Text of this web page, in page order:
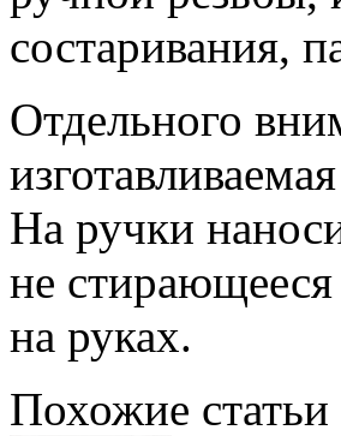
состаривания,
Отдельного
На ручки
не
на руках.
Похожие статьи